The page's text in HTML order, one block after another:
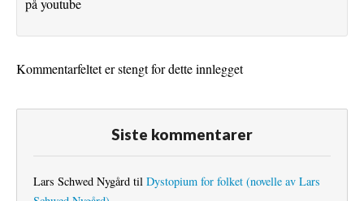
på youtube
Kommentarfeltet er stengt for dette innlegget
Siste kommentarer
Lars Schwed Nygård til Dystopium for folket (novelle av Lars